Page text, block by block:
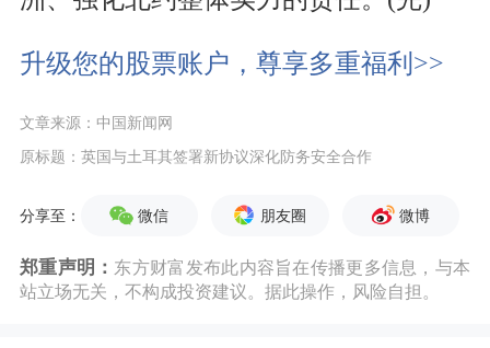
升级您的股票账户，尊享多重福利>>
文章来源：中国新闻网
原标题：英国与土耳其签署新协议深化防务安全合作
分享至： 微信 朋友圈 微博
郑重声明： 东方财富发布此内容旨在传播更多信息，与本
站立场无关，不构成投资建议。据此操作，风险自担。